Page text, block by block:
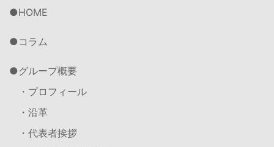
HOME
コラム
グループ概要
・プロフィール
・沿革
・代表者挨拶